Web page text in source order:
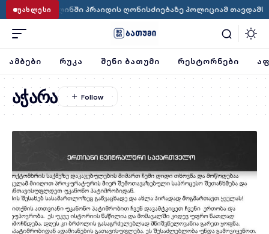
ᲣᲐᲮᲚᲔᲡᲘ
ბერლინში პრაიდის ღონისძიებაზე პოლიციამ თავდამსხმელი
ᲐᲛᲑᲔᲑᲘ ᲠᲣᲙᲐ ᲨᲔᲜᲘ ᲑᲐᲗᲣᲛᲘ ᲠᲔᲡᲢᲝᲠᲜᲔᲑᲘ
აჭარა